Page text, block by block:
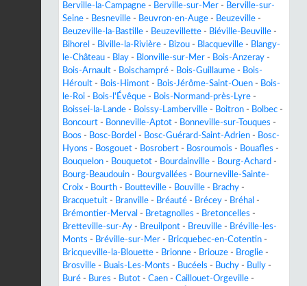
Berville-la-Campagne - Berville-sur-Mer - Berville-sur-
Seine - Besneville - Beuvron-en-Auge - Beuzeville -
Beuzeville-la-Bastille - Beuzevillette - Biéville-Beuville -
Bihorel - Biville-la-Rivière - Bizou - Blacqueville - Blangy-
le-Château - Blay - Blonville-sur-Mer - Bois-Anzeray -
Bois-Arnault - Boischampré - Bois-Guillaume - Bois-
Héroult - Bois-Himont - Bois-Jérôme-Saint-Ouen - Bois-
le-Roi - Bois-l'Évêque - Bois-Normand-près-Lyre -
Boissei-la-Lande - Boissy-Lamberville - Boitron - Bolbec -
Boncourt - Bonneville-Aptot - Bonneville-sur-Touques -
Boos - Bosc-Bordel - Bosc-Guérard-Saint-Adrien - Bosc-
Hyons - Bosgouet - Bosrobert - Bosroumois - Bouafles -
Bouquelon - Bouquetot - Bourdainville - Bourg-Achard -
Bourg-Beaudouin - Bourgvallées - Bourneville-Sainte-
Croix - Bourth - Boutteville - Bouville - Brachy -
Bracquetuit - Branville - Bréauté - Brécey - Bréhal -
Brémontier-Merval - Bretagnolles - Bretoncelles -
Bretteville-sur-Ay - Breuilpont - Breuville - Bréville-les-
Monts - Bréville-sur-Mer - Bricquebec-en-Cotentin -
Bricqueville-la-Blouette - Brionne - Briouze - Broglie -
Brosville - Buais-Les-Monts - Bucéels - Buchy - Bully -
Buré - Bures - Butot - Caen - Caillouet-Orgeville -